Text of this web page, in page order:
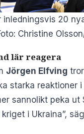
inledningsvis 20
Christine
lär reagera
Jörgen Elfving
starka reaktioner i
sannolikt peka ut
i Ukraina”,